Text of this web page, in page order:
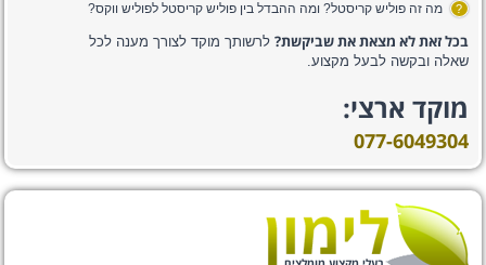
? מה זה פוליש קריסטל? ומה ההבדל בין פוליש קריסטל לפוליש ווקס?
בכל זאת לא מצאת את שביקשת? לרשותך מוקד לצורך מענה לכל
שאלה ובקשה לבעל מקצוע.
מוקד ארצי:
077-6049304